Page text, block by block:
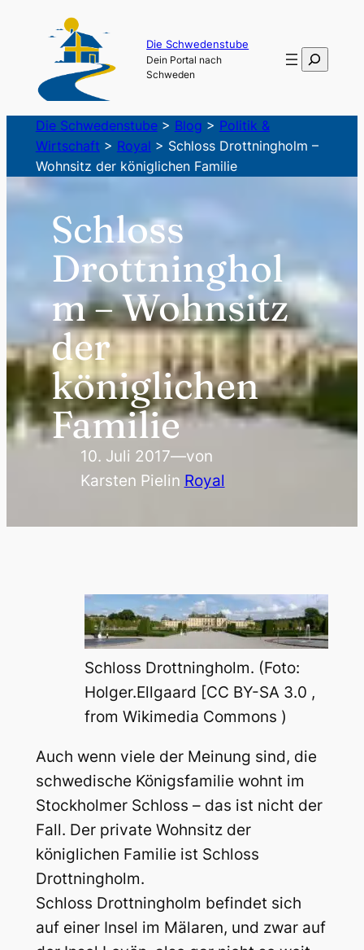
springen
Die Schwedenstube
Dein Portal nach
Schweden
Suchen
Die Schwedenstube> Blog > Politik &
Wirtschaft > Royal > Schloss Drottningholm –
Wohnsitz der königlichen Familie
Schloss
Drottninghol
m – Wohnsitz
der
königlichen
Familie
10. Juli 2017—von
Karsten Pielin Royal
Schloss Drottningholm. (Foto:
Holger.Ellgaard [CC BY-SA 3.0 ,
from Wikimedia Commons )
Auch wenn viele der Meinung sind, die
schwedische Königsfamilie wohnt im
Stockholmer Schloss – das ist nicht der
Fall. Der private Wohnsitz der
königlichen Familie ist Schloss
Drottningholm.
Schloss Drottningholm befindet sich
auf einer Insel im Mälaren, und zwar auf